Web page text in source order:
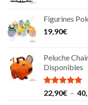
Figurines
19,90€
Peluche
Disponibles
Note5.00
sur 5
22,90€ –